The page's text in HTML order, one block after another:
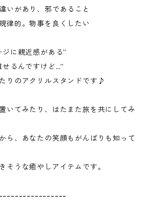
いがあり、邪であること
律的。物事を良くしたい
に親近感がある”
るんですけど…”
りのアクリルスタンドです♪
いてみたり、はたまた旅を共にしてみ
ら、あなたの笑顔もがんばりも知って
そうな癒やしアイテムです。